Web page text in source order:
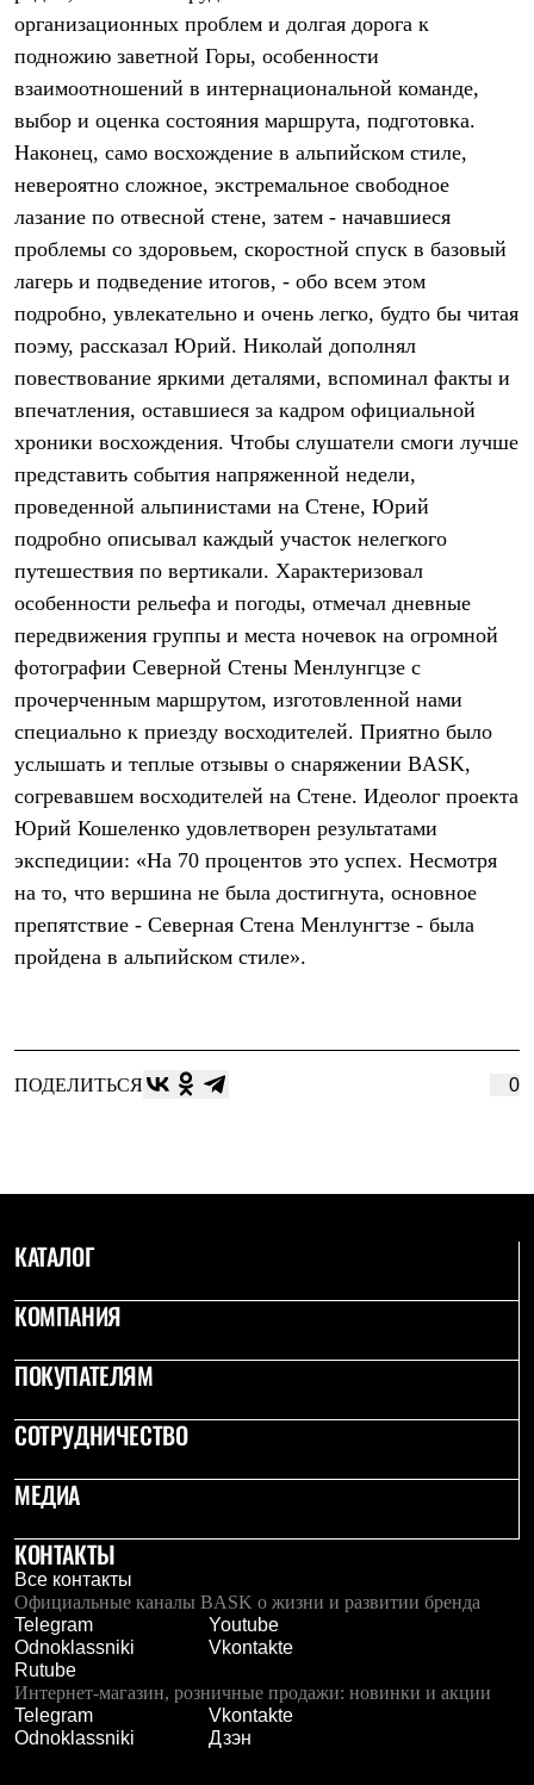
Куртки
Штормовая одежда
Куртки
Софтшелл одежда
Куртки
Брюки
Лёгкая одежда
Рубашки
Футболки
Толстовки
Термобелье
Теплое термобелье
Среднее термобелье
Легкое термобелье
Флисовая одежда
Куртки
Детская одежда
Утепленная пухом
Куртки
Брюки
Утепленная синтетикой
Комбинезоны
Куртки
Брюки
Футболки
Толстовки
Софтшелл одежда
Куртки
Флисовая одежда
Куртки
Брюки
Жилеты
Термобелье
Комплект термобелья
Снаряжение
Палатки и тенты
Экспедиционные
Спальные мешки
Комбинированные
С синтетическим утеплителем
Сумки и баулы
Баулы
Кошельки
Сумки
Полезные аксессуары
Книги
Коврики
Обувь
Женская обувь
Сапоги
Ботинки
Мужская обувь
Ботинки
Кроссовки
Сапоги
Гамаши и бахилы
Гамаши
Бахилы
организационных проблем и долгая дорога к
подножию заветной Горы, особенности
взаимоотношений в интернациональной команде,
выбор и оценка состояния маршрута, подготовка.
Наконец, само восхождение в альпийском стиле,
невероятно сложное, экстремальное свободное
лазание по отвесной стене, затем - начавшиеся
проблемы со здоровьем, скоростной спуск в базовый
лагерь и подведение итогов, - обо всем этом
подробно, увлекательно и очень легко, будто бы читая
поэму, рассказал Юрий. Николай дополнял
повествование яркими деталями, вспоминал факты и
впечатления, оставшиеся за кадром официальной
хроники восхождения. Чтобы слушатели смоги лучше
представить события напряженной недели,
проведенной альпинистами на Стене, Юрий
подробно описывал каждый участок нелегкого
путешествия по вертикали. Характеризовал
особенности рельефа и погоды, отмечал дневные
передвижения группы и места ночевок на огромной
фотографии Северной Стены Менлунгцзе с
прочерченным маршрутом, изготовленной нами
специально к приезду восходителей. Приятно было
услышать и теплые отзывы о снаряжении BASK,
согревавшем восходителей на Стене. Идеолог проекта
Юрий Кошеленко удовлетворен результатами
экспедиции: «На 70 процентов это успех. Несмотря
на то, что вершина не была достигнута, основное
препятствие - Северная Стена Менлунгтзе - была
пройдена в альпийском стиле».
ПОДЕЛИТЬСЯ 0
КАТАЛОГ
КОМПАНИЯ
ПОКУПАТЕЛЯМ
СОТРУДНИЧЕСТВО
МЕДИА
КОНТАКТЫ
Все контакты
Официальные каналы BASK о жизни и развитии бренда
Telegram
Youtube
Odnoklassniki
Vkontakte
Rutube
Интернет-магазин, розничные продажи: новинки и акции
Telegram
Vkontakte
Odnoklassniki
Дзэн